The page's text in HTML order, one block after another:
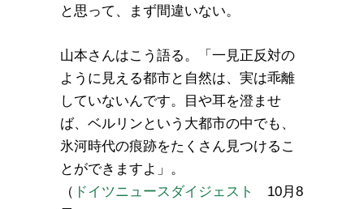
と思って、まず間違いない。
山本さんはこう語る。「一見正反対の
ように見える都市と自然は、実は乖離
していないんです。目や耳を澄ませ
ば、ベルリンという大都市の中でも、
氷河時代の痕跡をたくさん見つけるこ
とができますよ」。
（ ドイツニュースダイジェスト
10月8